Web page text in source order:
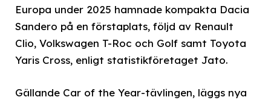
Europa under 2025 hamnade kompakta Dacia
Sandero på en förstaplats, följd av Renault
Clio, Volkswagen T-Roc och Golf samt Toyota
Yaris Cross, enligt statistikföretaget Jato.
Gällande Car of the Year-tävlingen, läggs nya